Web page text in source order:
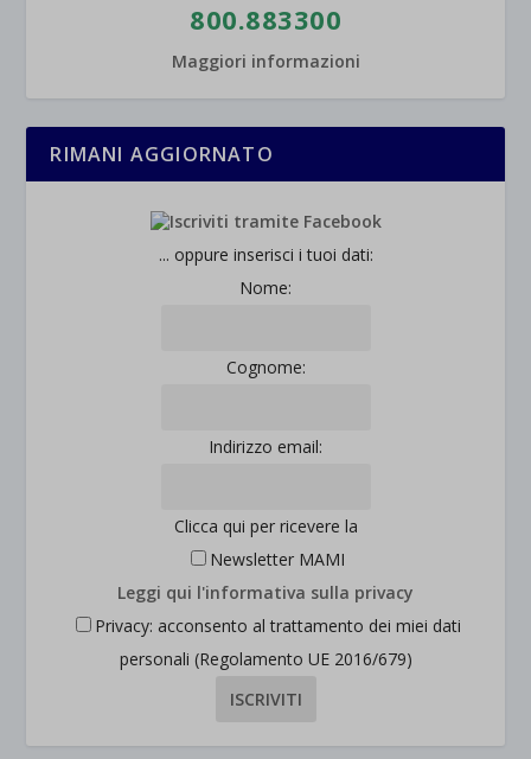
800.883300
Maggiori informazioni
RIMANI AGGIORNATO
... oppure inserisci i tuoi dati:
Nome:
Cognome:
Indirizzo email:
Clicca qui per ricevere la
Newsletter MAMI
Leggi qui l'informativa sulla privacy
Privacy: acconsento al trattamento dei miei dati
personali (Regolamento UE 2016/679)